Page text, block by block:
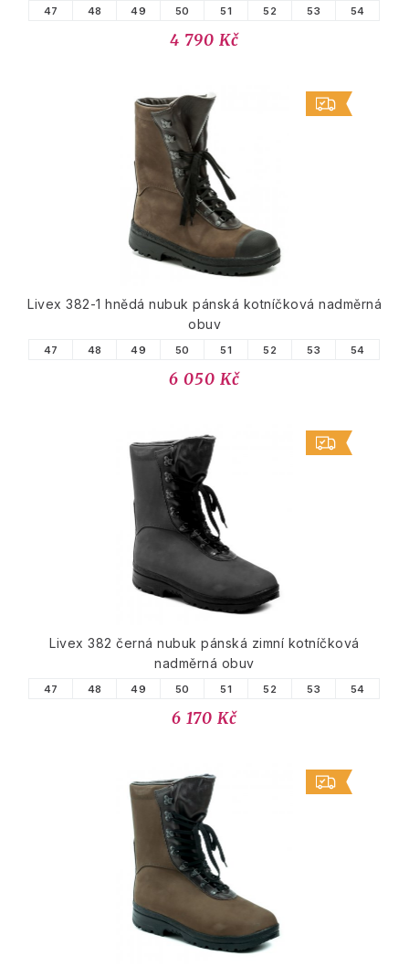
47 48 49 50 51 52 53 54
4 790 Kč
Livex 382-1 hnědá nubuk pánská kotníčková nadměrná
obuv
47 48 49 50 51 52 53 54
6 050 Kč
Livex 382 černá nubuk pánská zimní kotníčková
nadměrná obuv
47 48 49 50 51 52 53 54
6 170 Kč